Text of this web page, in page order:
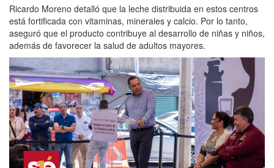
Ricardo Moreno detalló que la leche distribuida en estos centros
está fortificada con vitaminas, minerales y calcio. Por lo tanto,
aseguró que el producto contribuye al desarrollo de niñas y niños,
además de favorecer la salud de adultos mayores.